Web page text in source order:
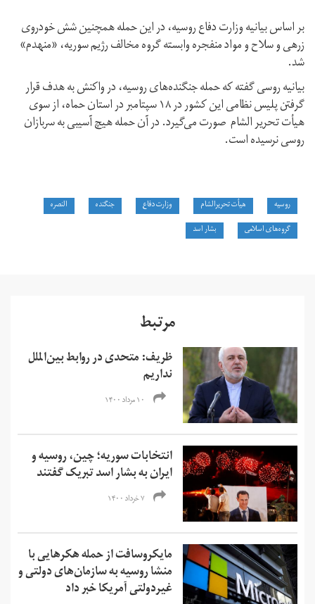
بر اساس بیانیه وزارت دفاع روسیه، در این حمله همچنین شش خودروی
زرهی و سلاح و مواد منفجره وابسته گروه مخالف رژیم سوریه، «منهدم»
شد.
بیانیه روسی گفته که حمله جنگنده‌های روسیه، در واکنش به هدف قرار
گرفتن پلیس نظامی این کشور در ۱۸ سپتامبر در استان حماه، از سوی
هیأت تحریر الشام صورت می‌گیرد. در آن حمله هیچ آسیبی به سربازان
روسی نرسیده است.
روسیه هیأت تحریرالشام وزارت دفاع جنگنده‌
النصره
گروه‌های اسلامی
بشار اسد
مرتبط
ظریف: متحدی در روابط بین‌الملل
نداریم
۱۰ مرداد ۱۴۰۰
انتخابات سوریه؛ چین، روسیه و
ایران به بشار اسد تبریک گفتند
۷ خرداد ۱۴۰۰
مایکروسافت از حمله هکرهایی با
منشا روسیه به سازمان‌های دولتی و
غیردولتی آمریکا خبر داد